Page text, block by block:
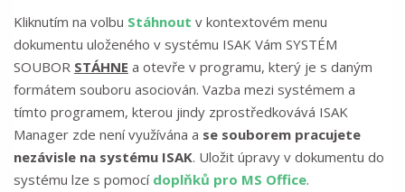
Kliknutím na volbu Stáhnout v kontextovém menu
dokumentu uloženého v systému ISAK Vám SYSTÉM
SOUBOR STÁHNE a otevře v programu, který je s daným
formátem souboru asociován. Vazba mezi systémem a
tímto programem, kterou jindy zprostředkovává ISAK
Manager zde není využívána a se souborem pracujete
nezávisle na systému ISAK. Uložit úpravy v dokumentu do
systému lze s pomocí doplňků pro MS Office.